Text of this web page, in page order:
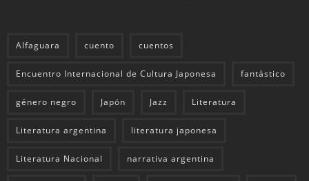
Alfaguara cuento cuentos
Encuentro Internacional de Cultura Japonesa fantástico
género negro Japón Jazz Literatura
Literatura argentina literatura japonesa
Literatura Nacional narrativa argentina